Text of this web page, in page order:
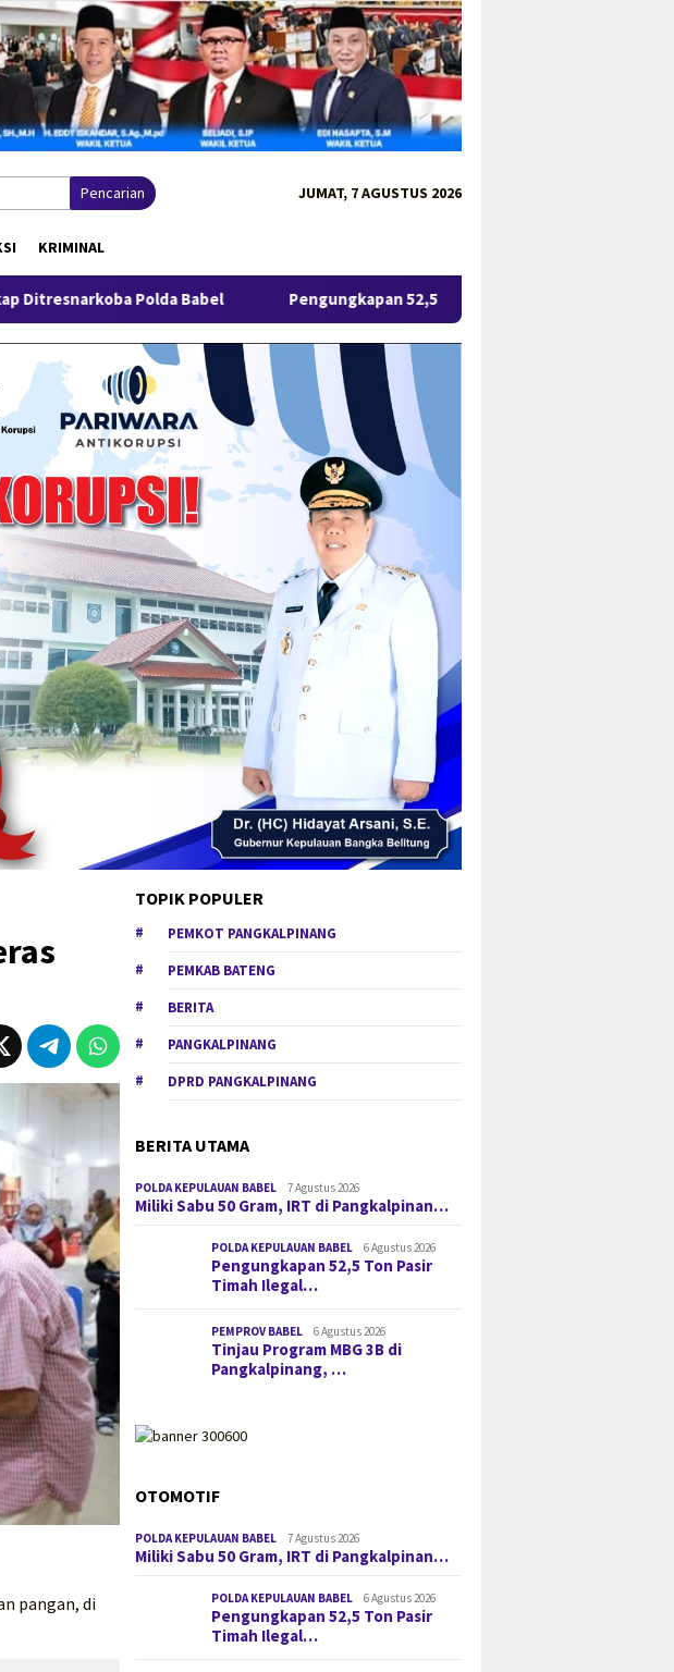
Pencarian JUMAT, 7 AGUSTUS 2026
KRIMINAL
Babel Pengungkapan 52,5 Ton Pasir Timah Ilegal di Belitung Berlanjut,
pangan, di
TOPIK POPULER
PEMKOT PANGKALPINANG
PEMKAB BATENG
BERITA
PANGKALPINANG
DPRD PANGKALPINANG
BERITA UTAMA
POLDA KEPULAUAN BABEL 7 Agustus 2026
Miliki Sabu 50 Gram, IRT di Pangkalpinan…
POLDA KEPULAUAN BABEL 6 Agustus 2026
Pengungkapan 52,5 Ton Pasir
Timah Ilegal…
PEMPROV BABEL 6 Agustus 2026
Tinjau Program MBG 3B di
Pangkalpinang, …
OTOMOTIF
POLDA KEPULAUAN BABEL 7 Agustus 2026
Miliki Sabu 50 Gram, IRT di Pangkalpinan…
POLDA KEPULAUAN BABEL 6 Agustus 2026
Pengungkapan 52,5 Ton Pasir
Timah Ilegal…